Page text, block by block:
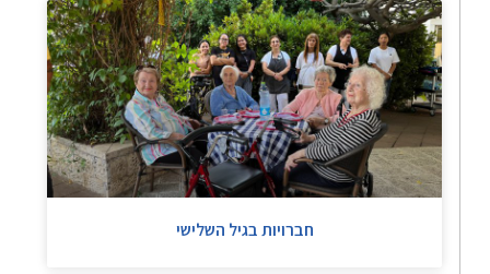
חברויות בגיל השלישי